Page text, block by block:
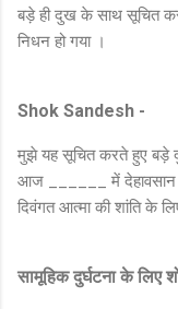
बड़े ही दुख के साथ सूचित
निधन हो गया ।
Shok Sandesh -
मुझे यह सूचित करते हुए बड़े
आज ______ में देहावसान
दिवंगत आत्मा की शांति के
सामूहिक दुर्घटना के लिए